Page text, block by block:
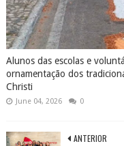
Alunos das escolas e
ornamentação dos
Christi
June 04, 2026 0
ANTERIOR